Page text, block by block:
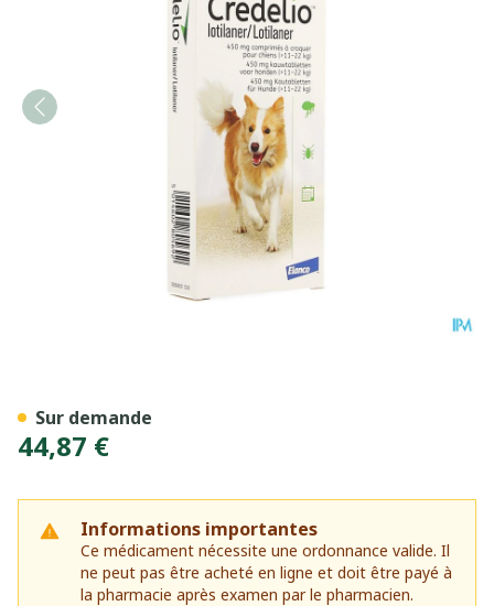
44,87 €
Informations importantes
Ce médicament nécessite une ordonnance valide. Il
ne peut pas être acheté en ligne et doit être payé à
la pharmacie après examen par le pharmacien.
Sur demande